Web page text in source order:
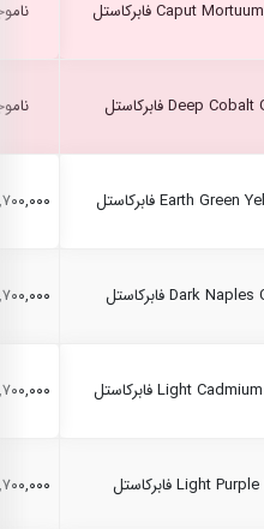
۲,۷۰۰,۰۰۰
۲,۷۰۰,۰۰۰
۲,۷۰۰,۰۰۰
۲,۷۰۰,۰۰۰